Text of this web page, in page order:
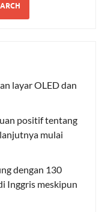
layar OLED dan
positif tentang
mulai
dengan 130
Inggris meskipun